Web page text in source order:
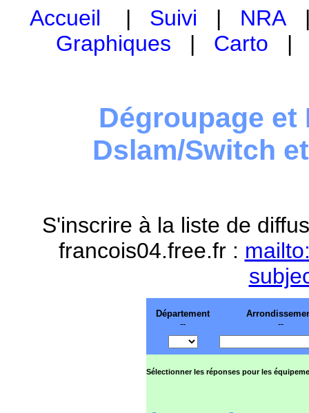
Accueil | Suivi | NRA
Graphiques | Carto
Dégroupage et
Dslam/Switch
S'inscrire à la liste de
francois04.free.fr :
Département
--
--
Sélectionner les réponses pour les